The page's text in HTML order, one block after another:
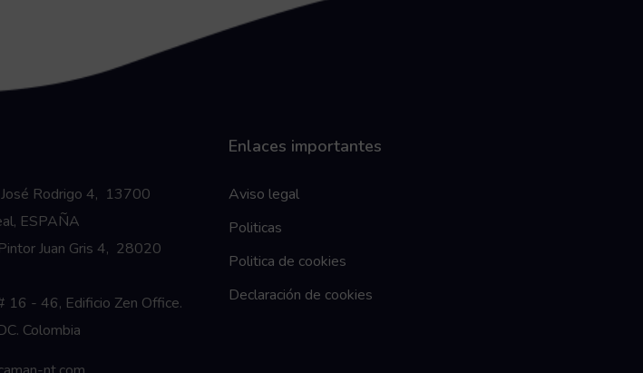
José Rodrigo 4, 13700
ESPAÑA
Juan Gris 4, 28020
16 - 46, Edificio Zen Office.
Colombia
Enlaces importantes
Aviso legal
Politicas
Politica de cookies
Declaración de cookies